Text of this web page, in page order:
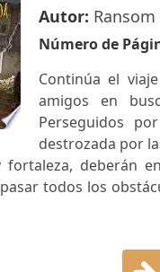
Autor: Ransom
Número de
Continúa el
amigos en
Perseguidos
destrozada por
deberán
todos los